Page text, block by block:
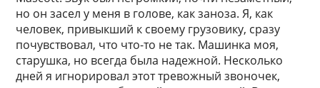
но он засел у меня в голове, как заноза. Я, как
человек, привыкший к своему грузовику, сразу
почувствовал, что что-то не так. Машинка моя,
старушка, но всегда была надежной. Несколько
дней я игнорировал этот тревожный звоночек,